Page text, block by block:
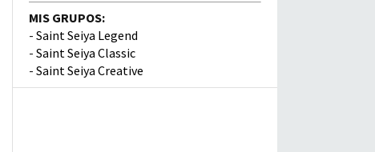
MIS GRUPOS:
- Saint Seiya Legend
- Saint Seiya Classic
- Saint Seiya Creative